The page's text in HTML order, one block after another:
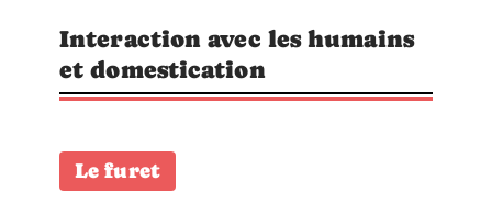
Interaction avec les humains
et domestication
Le furet